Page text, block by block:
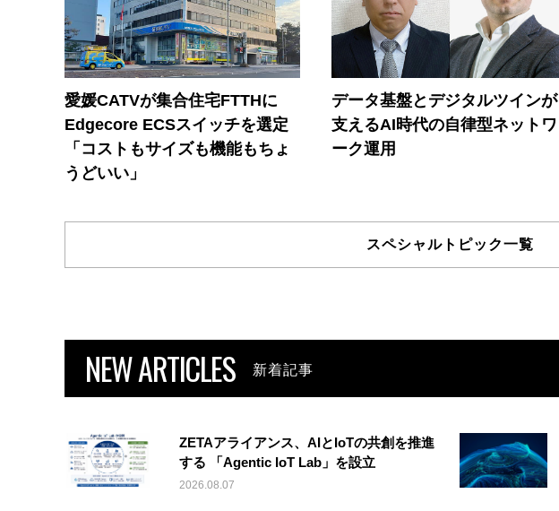
愛媛CATVが集合住宅FTTHに
Edgecore ECSスイッチを選定
「コストもサイズも機能もちょ
うどいい」
データ基盤とデジタルツインが
支えるAI時代の自律型ネットワ
ーク運用
スペシャルトピック一覧
NEW ARTICLES 新着記事
ZETAアライアンス、AIとIoTの共創を推進
する 「Agentic IoT Lab」を設立
2026.08.07